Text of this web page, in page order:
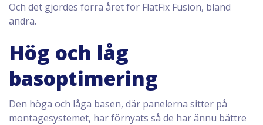
Och det gjordes förra året för FlatFix Fusion, bland
andra.
Hög och låg
basoptimering
Den höga och låga basen, där panelerna sitter på
montagesystemet, har förnyats så de har ännu bättre